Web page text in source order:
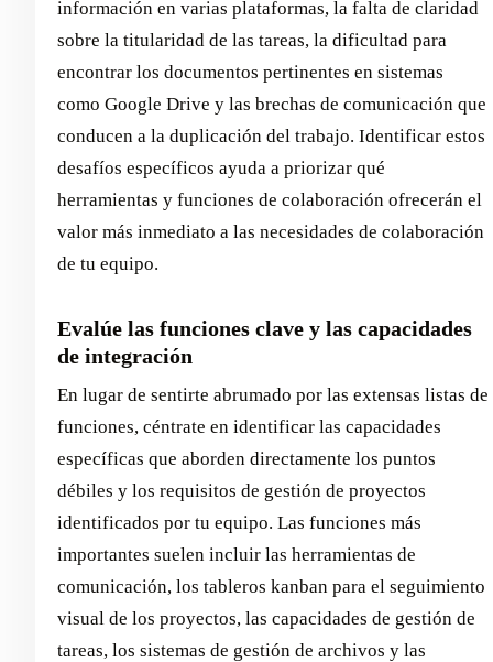
información en varias plataformas, la falta de claridad
sobre la titularidad de las tareas, la dificultad para
encontrar los documentos pertinentes en sistemas
como Google Drive y las brechas de comunicación que
conducen a la duplicación del trabajo. Identificar estos
desafíos específicos ayuda a priorizar qué
herramientas y funciones de colaboración ofrecerán el
valor más inmediato a las necesidades de colaboración
de tu equipo.
Evalúe las funciones clave y las capacidades
de integración
En lugar de sentirte abrumado por las extensas listas de
funciones, céntrate en identificar las capacidades
específicas que aborden directamente los puntos
débiles y los requisitos de gestión de proyectos
identificados por tu equipo. Las funciones más
importantes suelen incluir las herramientas de
comunicación, los tableros kanban para el seguimiento
visual de los proyectos, las capacidades de gestión de
tareas, los sistemas de gestión de archivos y las